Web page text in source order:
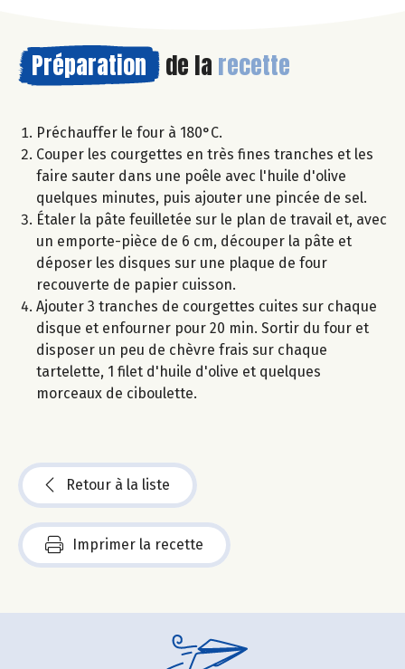
Préparation de la recette
Préchauffer le four à 180°C.
Couper les courgettes en très fines tranches et les
faire sauter dans une poêle avec l'huile d'olive
quelques minutes, puis ajouter une pincée de sel.
Étaler la pâte feuilletée sur le plan de travail et, avec
un emporte-pièce de 6 cm, découper la pâte et
déposer les disques sur une plaque de four
recouverte de papier cuisson.
Ajouter 3 tranches de courgettes cuites sur chaque
disque et enfourner pour 20 min. Sortir du four et
disposer un peu de chèvre frais sur chaque
tartelette, 1 filet d'huile d'olive et quelques
morceaux de ciboulette.
Retour à la liste
Imprimer la recette